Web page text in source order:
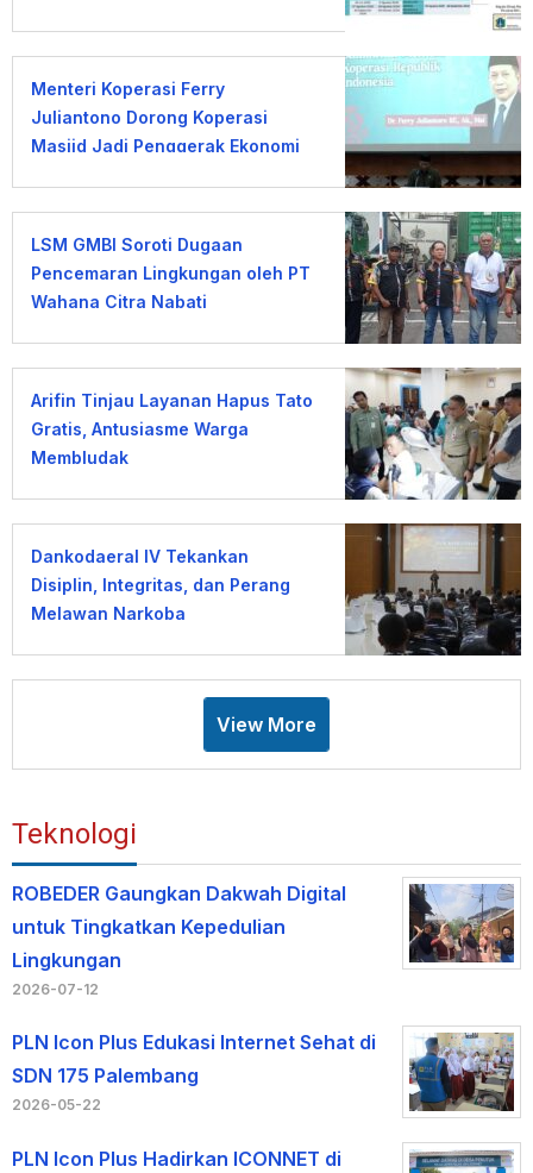
Menteri Koperasi Ferry
Juliantono Dorong Koperasi
Masjid Jadi Penggerak Ekonomi
LSM GMBI Soroti Dugaan
Pencemaran Lingkungan oleh PT
Wahana Citra Nabati
Arifin Tinjau Layanan Hapus Tato
Gratis, Antusiasme Warga
Membludak
Dankodaeral IV Tekankan
Disiplin, Integritas, dan Perang
Melawan Narkoba
View More
Teknologi
ROBEDER Gaungkan Dakwah Digital
untuk Tingkatkan Kepedulian
Lingkungan
2026-07-12
PLN Icon Plus Edukasi Internet Sehat di
SDN 175 Palembang
2026-05-22
PLN Icon Plus Hadirkan ICONNET di